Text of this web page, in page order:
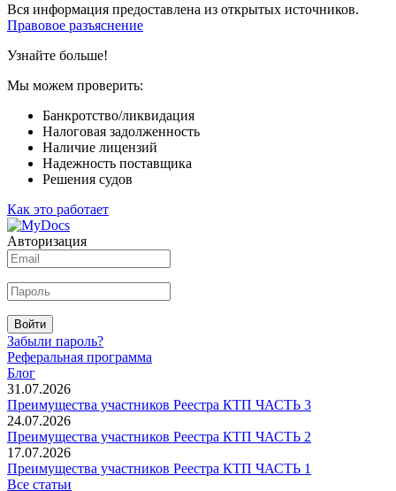
Вся информация предоставлена из открытых источников.
Правовое разъяснение
Узнайте больше!
Мы можем проверить:
Банкротство/ликвидация
Налоговая задолженность
Наличие лицензий
Надежность поставщика
Решения судов
Как это работает
Авторизация
Войти
Забыли пароль?
Реферальная программа
Блог
31.07.2026
Преимущества участников Реестра КТП ЧАСТЬ 3
24.07.2026
Преимущества участников Реестра КТП ЧАСТЬ 2
17.07.2026
Преимущества участников Реестра КТП ЧАСТЬ 1
Все статьи